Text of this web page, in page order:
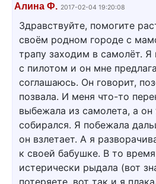
Алина Ф. 2017-02-04 19:20:08
Здравствуйте, помогите
своём родном городе с
трапу заходим в самолёт.
с пилотом и он мне
соглашаюсь. Он говорит,
позвала. И меня что-то
выбежала из самолета, а он
собирался. Я побежала
он взлетает. А я
к своей бабушке. В то
истерически рыдала (вот